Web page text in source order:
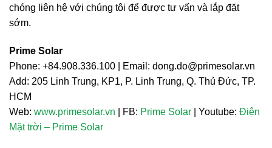
chóng liên hệ với chúng tôi để được tư vấn và lắp đặt
sớm.
Prime Solar
Phone: +84.908.336.100 | Email: dong.do@primesolar.vn
Add: 205 Linh Trung, KP1, P. Linh Trung, Q. Thủ Đức, TP.
HCM
Web: www.primesolar.vn | FB: Prime Solar | Youtube: Điện
Mặt trời – Prime Solar